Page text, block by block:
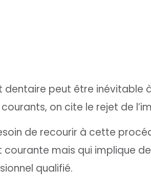
dentaire peut être
on cite le rejet de
de recourir à cette
courante mais qui implique
qualifié.